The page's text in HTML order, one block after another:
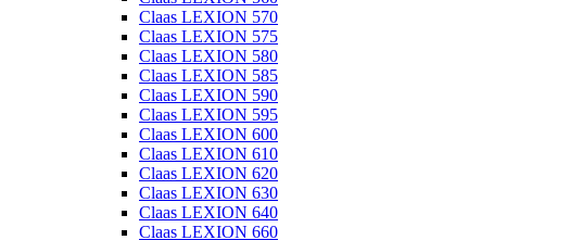
Claas LEXION 570
Claas LEXION 575
Claas LEXION 580
Claas LEXION 585
Claas LEXION 590
Claas LEXION 595
Claas LEXION 600
Claas LEXION 610
Claas LEXION 620
Claas LEXION 630
Claas LEXION 640
Claas LEXION 660